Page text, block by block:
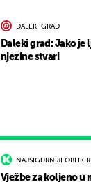
NAJSIGURNIJI OBLIK
Vježbe za koljeno u
DALEKI GRAD
Daleki grad: Jako je
njezine stvari